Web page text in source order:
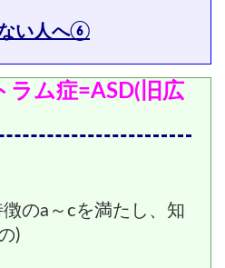
い人へ⑥
ム症=ASD(旧広
のa～cを満たし、知
)